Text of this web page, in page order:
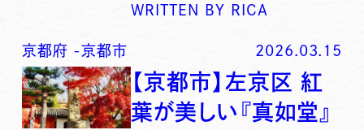
WRITTEN BY RICA
京都府 -京都市 2026.03.15
【京都市】左京区 紅
葉が美しい『真如堂』